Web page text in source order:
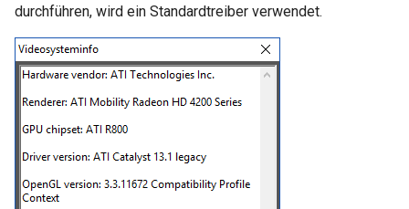
durchführen, wird ein Standardtreiber verwendet.